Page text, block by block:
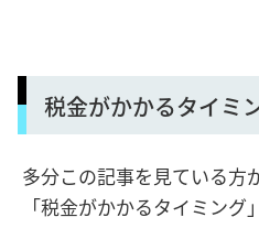
税金がかかるタイミ
多分この記事を見ている方
「税金がかかるタイミング